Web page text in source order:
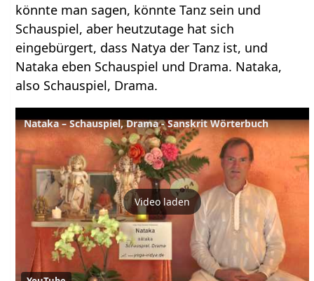
könnte man sagen, könnte Tanz sein und
Schauspiel, aber heutzutage hat sich
eingebürgert, dass Natya der Tanz ist, und
Nataka eben Schauspiel und Drama. Nataka,
also Schauspiel, Drama.
Nataka – Schauspiel, Drama - Sanskrit Wörterbuch
Video laden